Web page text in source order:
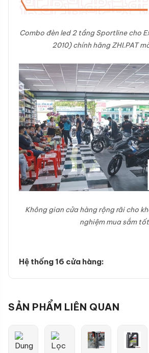
Combo đèn led 2 tầng Sportline cho
2010) chính hãng ZHI.PAT
Không gian cửa hàng rộng rãi cho
nghiệm mua sắm tốt
Hệ thống 16 cửa hàng:
SẢN PHẨM LIÊN QUAN